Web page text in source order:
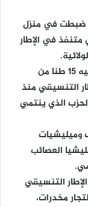
ضبطت في منزل
في الإطار
وشدد المصدر على أن المنزل الذي ضبطت فيه 15 طنا من
التنسيقي منذ
الذي ينتمي
وميليشيات
العصائب
التنسيقي
مخدرات،